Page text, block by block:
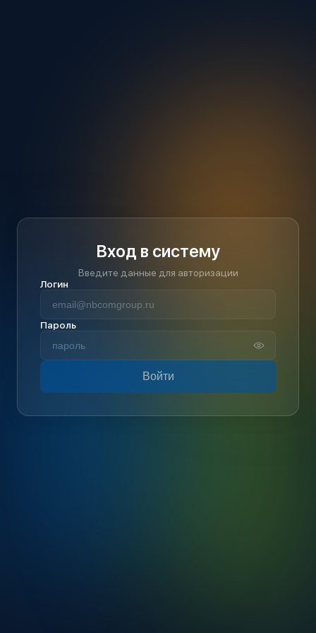
Вход в систему
Введите данные для авторизации
Логин
Пароль
Войти